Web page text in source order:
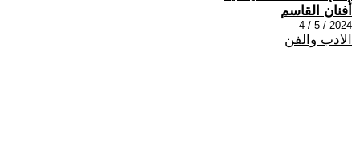
أفنان القاسم
2024 / 5 / 4
الادب والفن